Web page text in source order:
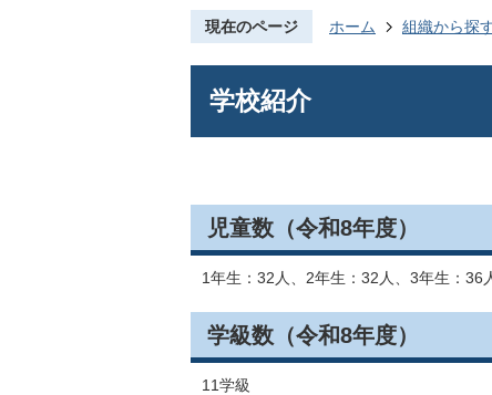
現在のページ ホーム 組織から探
学校紹介
児童数（令和8年度）
1年生：32人、2年生：32人、3年生：
学級数（令和8年度）
11学級